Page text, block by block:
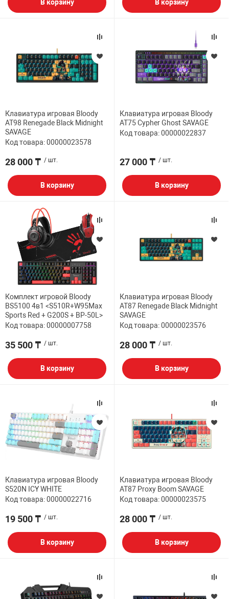
В корзину В корзину
Клавиатура игровая Bloody
AT98 Renegade Black Midnight
SAVAGE
Код товара: 00000023578
28 000 ₸ / шт.
В корзину
Клавиатура игровая Bloody
AT75 Cypher Ghost SAVAGE
Код товара: 00000022837
27 000 ₸ / шт.
В корзину
Комплект игровой Bloody
BS5100 4в1 <S510R+W95Max
Sports Red + G200S + BP-50L>
Код товара: 00000007758
35 500 ₸ / шт.
В корзину
Клавиатура игровая Bloody
AT87 Renegade Black Midnight
SAVAGE
Код товара: 00000023576
28 000 ₸ / шт.
В корзину
Клавиатура игровая Bloody
S520N ICY WHITE
Код товара: 00000022716
19 500 ₸ / шт.
В корзину
Клавиатура игровая Bloody
AT87 Proxy Boom SAVAGE
Код товара: 00000023575
28 000 ₸ / шт.
В корзину